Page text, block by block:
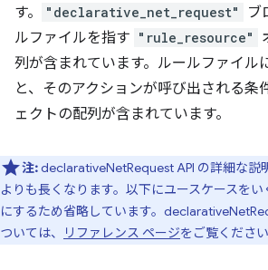
す。 "declarative_net_request"
ブ
ルファイルを指す "rule_resource"
列が含まれています。ルールファイル
と、そのアクションが呼び出される条
ェクトの配列が含まれています。
注:declarativeNetRequest API の詳細な説
よりも長くなります。以下にユースケースを
にするため省略しています。
ついては、
リファレンス ページをご覧ください